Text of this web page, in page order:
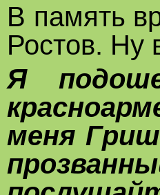
В память
Ростов. Ну
Я
меня